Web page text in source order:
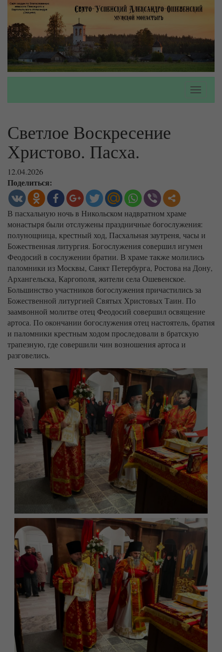
Toggle
Светлое Воскресение
Христово. Пасха.
12.04.2026
Поделиться:
В пасхальную ночь в Никольском надвратном храме
монастыря были отслужены праздничные богослужения:
полунощница, крестный ход, Пасхальная заутреня, часы и
Божественная литургия. Богослужения совершил игумен
Феодосий в сослужении братии. В храме также молились
паломники из Москвы, Санкт Петербурга, Ростова на Дону,
Архангельска, Каргополя, жители села Ошевенское.
Большинство участников богослужения причастились за
Божественной литургией Святых Христовых Таин. По
заамвонной молитве отец Феодосий совершил освящение
артоса. По окончании богослужения отец настоятель, братия
и паломники крестным ходом проследовали в братскую
трапезную, где совершили чин возношения артоса и
разговелись.